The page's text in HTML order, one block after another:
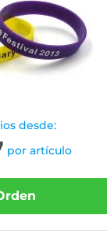
desde:
por artículo